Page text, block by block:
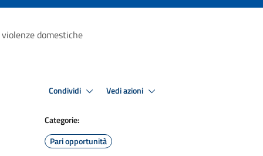
domestiche
Condividi Vedi azioni
Categorie:
Pari opportunità